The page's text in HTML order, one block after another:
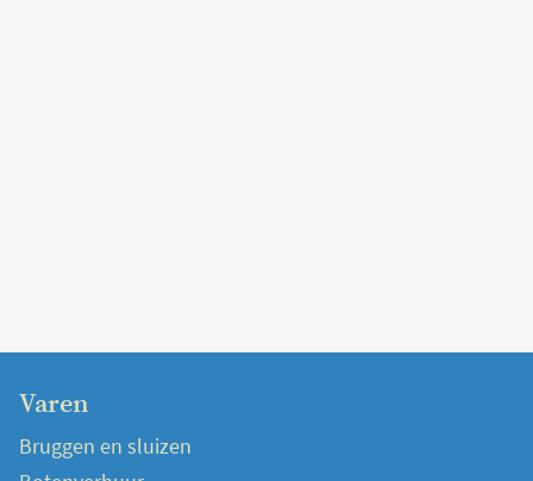
Varen
Bruggen en sluizen